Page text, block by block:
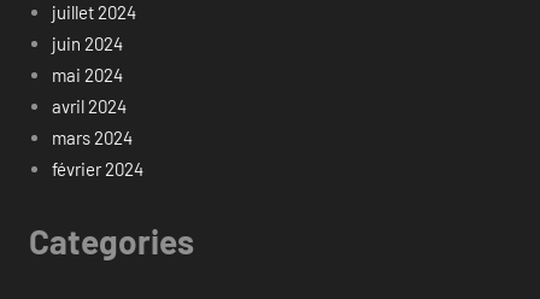
juillet 2024
juin 2024
mai 2024
avril 2024
mars 2024
février 2024
Categories